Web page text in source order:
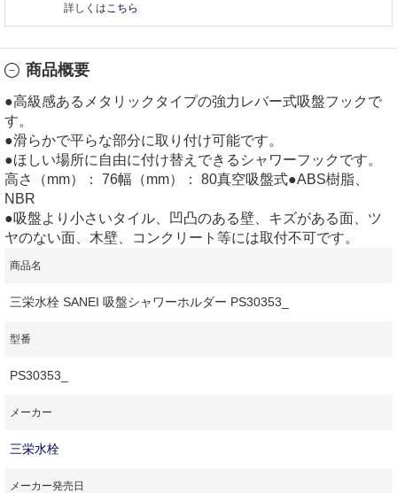
詳しくはこちら
商品概要
●高級感あるメタリックタイプの強力レバー式吸盤フックで
す。
●滑らかで平らな部分に取り付け可能です。
●ほしい場所に自由に付け替えできるシャワーフックです。
高さ（mm）： 76幅（mm）： 80真空吸盤式●ABS樹脂、
NBR
●吸盤より小さいタイル、凹凸のある壁、キズがある面、ツ
ヤのない面、木壁、コンクリート等には取付不可です。
商品名
三栄水栓 SANEI 吸盤シャワーホルダー PS30353_
型番
PS30353_
メーカー
三栄水栓
メーカー発売日